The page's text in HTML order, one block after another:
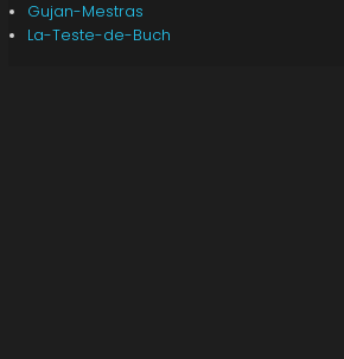
Gujan-Mestras
La-Teste-de-Buch